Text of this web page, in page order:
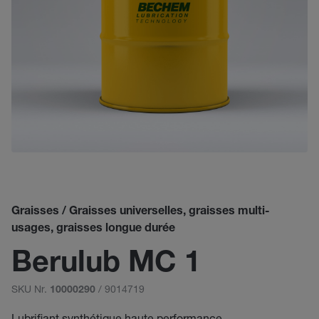
Graisses / Graisses universelles, graisses multi-
usages, graisses longue durée
Berulub MC 1
SKU Nr. 10000290 / 9014719